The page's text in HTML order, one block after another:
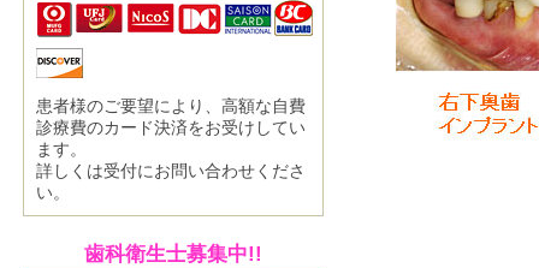
2016/10/02 安光歯科ブログ
第４７回 PFA 国際歯学日本部会年次大
会
2016/09/18 安光歯科ブログ
第４６回 日本口腔インプラント学会
患者様のご要望により、高額な自費
診療費のカード決済をお受けしてい
ます。
詳しくは受付にお問い合わせくださ
い。
歯科衛生士募集中!!